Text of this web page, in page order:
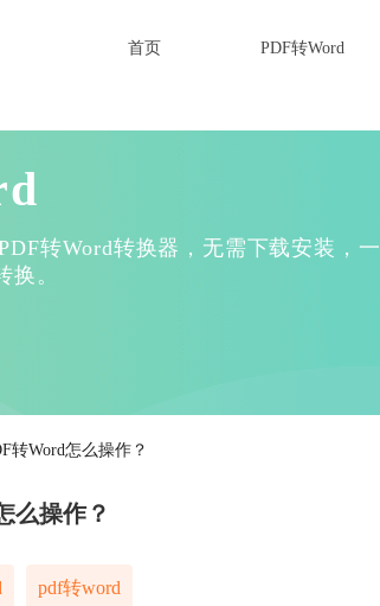
首页 PDF转Word
转Word转换器，无需下载安装，一
换。
转Word怎么操作？
么操作？
pdf转word